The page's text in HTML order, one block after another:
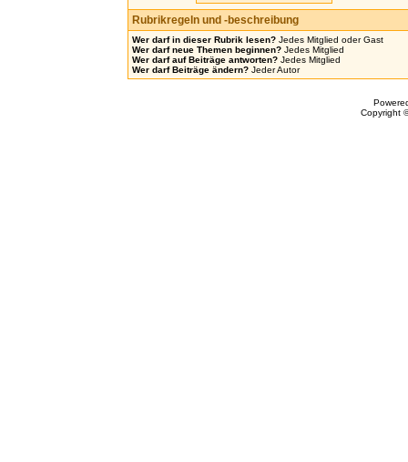
Rubrikregeln und -beschreibung
Wer darf in dieser Rubrik lesen? Jedes Mitglied oder Gast
Wer darf neue Themen beginnen? Jedes Mitglied
Wer darf auf Beiträge antworten? Jedes Mitglied
Wer darf Beiträge ändern? Jeder Autor
Copyright